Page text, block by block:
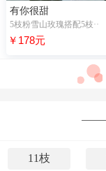
有你很甜
5枝粉雪山玫瑰搭配5枝··
￥178元
11枝